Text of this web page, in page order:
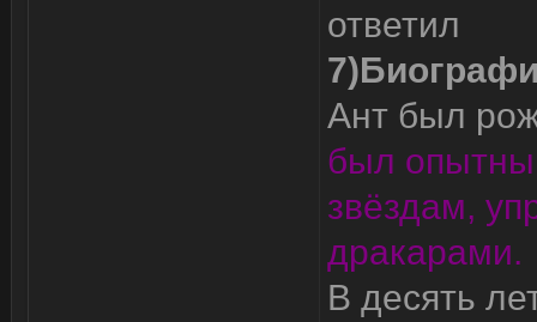
ответил
Ант был
был
звёздам,
дракарами.
В десять